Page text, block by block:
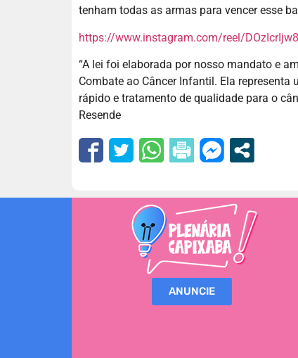
tenham todas as armas para vencer esse
https://www.instagram.com/reel/
“A lei foi elaborada por nosso mandato e
Combate ao Câncer Infantil. Ela
rápido e tratamento de qualidade para o
Resende
ANUNCIE